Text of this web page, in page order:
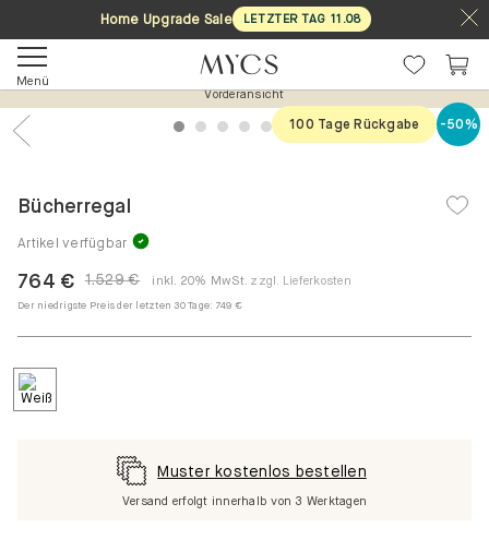
Home Upgrade Sale LETZTER TAG 11 .08
Menü
Vorderansicht
1 2 3 4 5 6 7
100 Tage Rückgabe -50%
Bücherregal
Artikel verfügbar
1.529 €
764 € inkl. 20% MwSt. zzgl. Lieferkosten
Der niedrigste Preis der letzten 30 Tage: 749 €
Muster kostenlos bestellen
Versand erfolgt innerhalb von 3 Werktagen